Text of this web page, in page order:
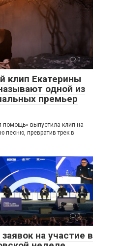
0
клип Екатерины
одной из
премьер
помощь» выпустила клип на
превратив трек в
0
на участие в